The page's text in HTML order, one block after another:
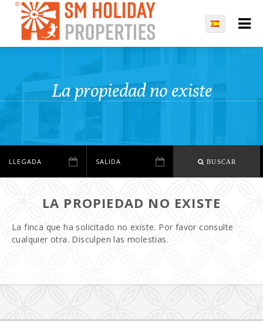
La propiedad no existe
BUSCAR
LA PROPIEDAD NO EXISTE
La finca que ha solicitado no existe. Por favor consulte
cualquier otra. Disculpen las molestias.